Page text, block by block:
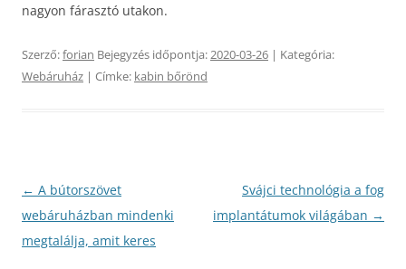
nagyon fárasztó utakon.
Szerző:forian Bejegyzés időpontja:2020-03-26 | Kategória:
Webáruház | Címke: kabin bőrönd
Bejegyzés
navigáció
← A bútorszövet
webáruházban mindenki
megtalálja, amit keres
Svájci technológia a fog
implantátumok világában →